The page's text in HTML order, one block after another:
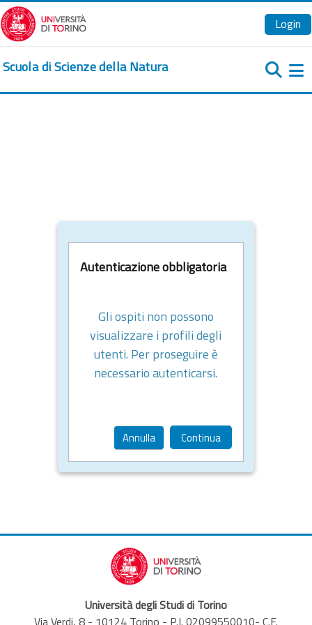
Vai al contenuto principale
Login
Scuola di Scienze della Natura
Autenticazione obbligatoria
Gli ospiti non possono
visualizzare i profili degli
utenti. Per proseguire è
necessario autenticarsi.
Annulla Continua
Università degli Studi di Torino
Via Verdi, 8 - 10124 Torino - P.I. 02099550010- C.F.